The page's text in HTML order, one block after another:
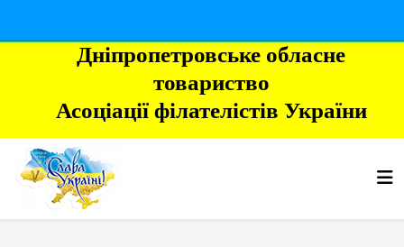
Дніпропетровське обласне
товариство
Асоціації філателістів України